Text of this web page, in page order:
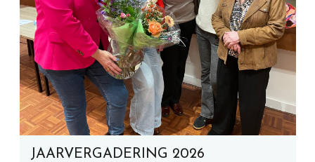
JAARVERGADERING 2026